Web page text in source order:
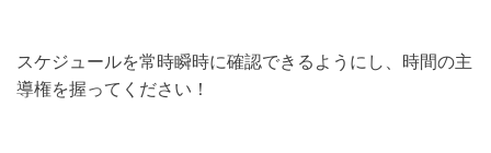
スケジュールを常時瞬時に確認できるようにし、時間の主
導権を握ってください！